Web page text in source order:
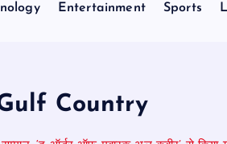
Entertainment Sports
Country